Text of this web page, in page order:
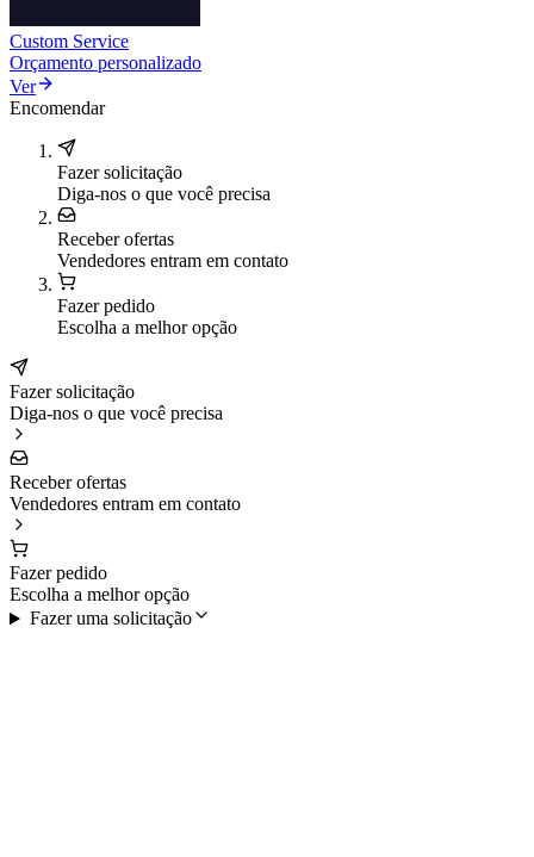
Custom Service
Orçamento personalizado
Ver
Encomendar
Fazer solicitação
Diga-nos o que você precisa
Receber ofertas
Vendedores entram em contato
Fazer pedido
Escolha a melhor opção
Fazer solicitação
Diga-nos o que você precisa
Receber ofertas
Vendedores entram em contato
Fazer pedido
Escolha a melhor opção
Fazer uma solicitação